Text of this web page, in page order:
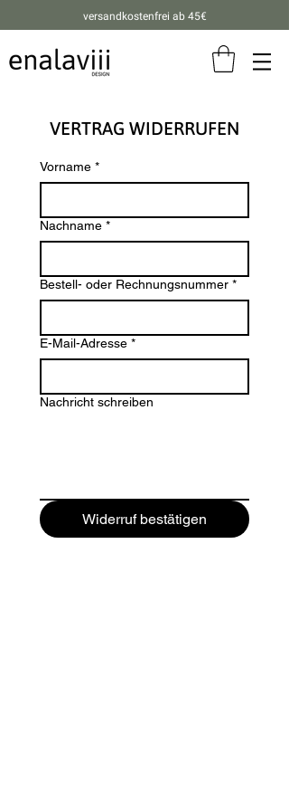
versandkostenfrei ab 45€
Vorname *
Nachname *
Bestell- oder Rechnungsnummer *
E-Mail-Adresse *
Nachricht schreiben
Widerruf bestätigen
VERTRAG WIDERRUFEN